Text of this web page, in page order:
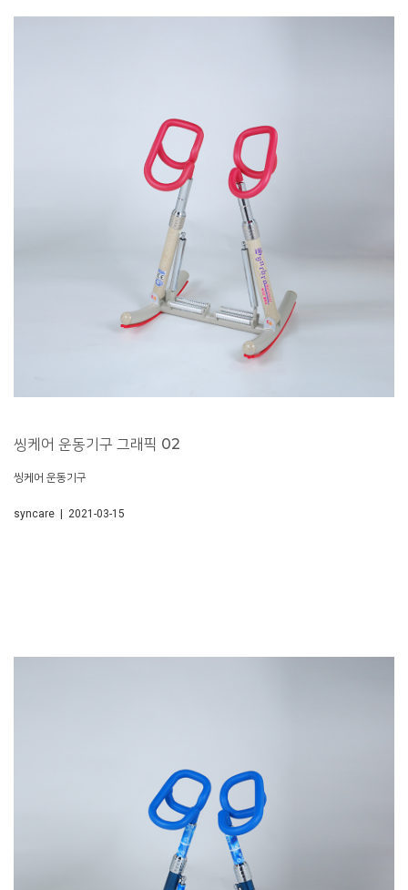
씽케어 운동기구 그래픽 02
씽케어 운동기구
syncare | 2021-03-15